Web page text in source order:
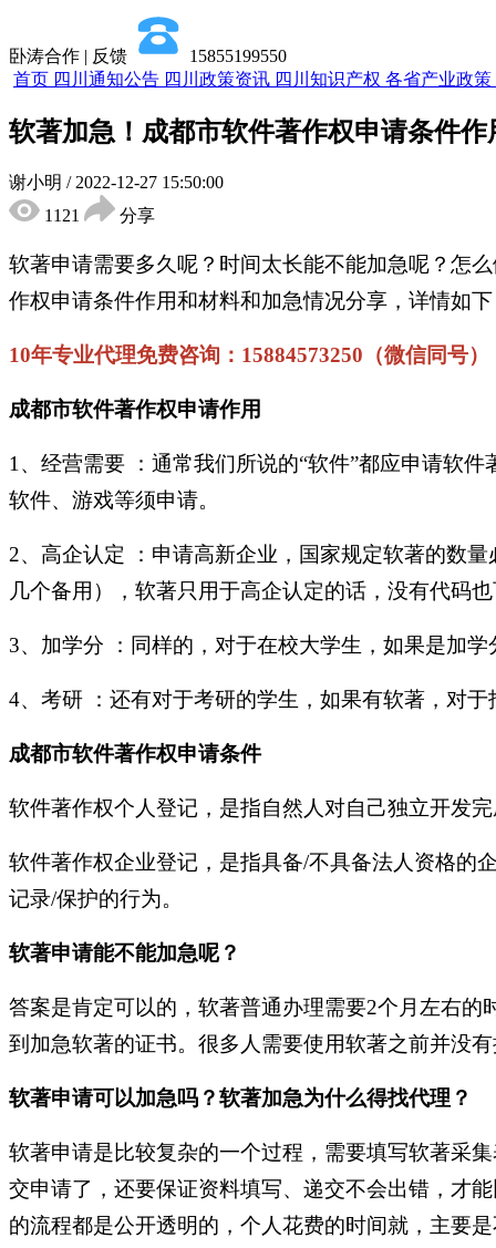
卧涛合作 | 反馈
15855199550
首页 四川通知公告 四川政策资讯 四川知识产权 各省产业政策
软著加急！成都市软件著作权申请条件
谢小明 / 2022-12-27 15:50:00
1121
分享
软著申请需要多久呢？时间太长能不能加急呢？怎
作权申请条件作用和材料和加急情况分享，详情如
10年专业代理免费咨询：15884573250（微信同号）
成都市软件著作权申请作用
1、 经营需要 ：通常我们所说的“软件”都应申请软
软件、游戏等须申请。
2、 高企认定 ：申请高新企业，国家规定软著的数
几个备用），软著只用于高企认定的话，没有代码
3、 加学分 ：同样的，对于在校大学生，如果是加
4、 考研 ：还有对于考研的学生，如果有软著，对
成都市软件著作权申请条件
软件著作权个人登记，是指自然人对自己独立开发
软件著作权企业登记，是指具备/不具备法人资格的
记录/保护的行为。
软著申请能不能加急呢？
答案是肯定可以的，软著普通办理需要2个月左右
到加急软著的证书。很多人需要使用软著之前并没
软著申请可以加急吗？软著加急为什么得找代理？
软著申请是比较复杂的一个过程，需要填写软著采
交申请了，还要保证资料填写、递交不会出错，才
的流程都是公开透明的，个人花费的时间就，主要